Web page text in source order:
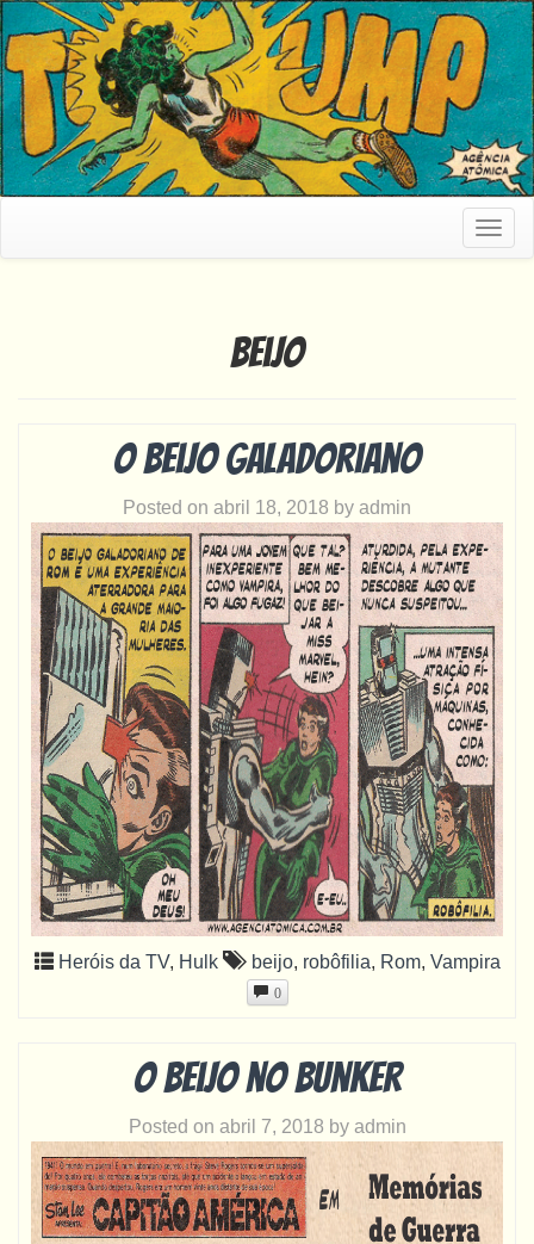
beijo
O beijo galadoriano
Posted on abril 18, 2018 by admin
Heróis da TV, Hulk beijo, robôfilia, Rom, Vampira
0
O beijo no bunker
Posted on abril 7, 2018 by admin